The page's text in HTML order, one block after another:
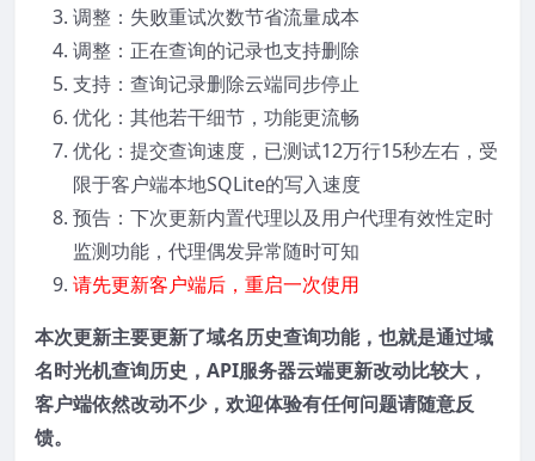
调整：失败重试次数节省流量成本
调整：正在查询的记录也支持删除
支持：查询记录删除云端同步停止
优化：其他若干细节，功能更流畅
优化：提交查询速度，已测试12万行15秒左右，受
限于客户端本地SQLite的写入速度
预告：下次更新内置代理以及用户代理有效性定时
监测功能，代理偶发异常随时可知
请先更新客户端后，重启一次使用
本次更新主要更新了域名历史查询功能，也就是通过域
名时光机查询历史，API服务器云端更新改动比较大，
客户端依然改动不少，欢迎体验有任何问题请随意反
馈。